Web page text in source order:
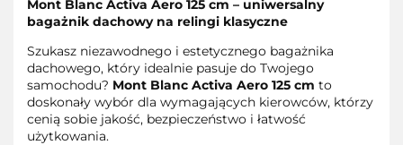
Mont Blanc Activa Aero 125 cm – uniwersalny
bagażnik dachowy na relingi klasyczne
Szukasz niezawodnego i estetycznego bagażnika
dachowego, który idealnie pasuje do Twojego
samochodu? Mont Blanc Activa Aero 125 cm to
doskonały wybór dla wymagających kierowców, którzy
cenią sobie jakość, bezpieczeństwo i łatwość
użytkowania.